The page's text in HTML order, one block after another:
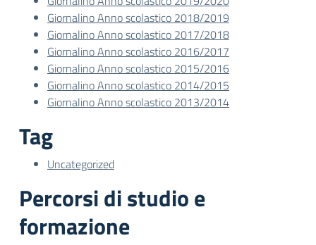
Giornalino Anno scolastico 2018/2019
Giornalino Anno scolastico 2017/2018
Giornalino Anno scolastico 2016/2017
Giornalino Anno scolastico 2015/2016
Giornalino Anno scolastico 2014/2015
Giornalino Anno scolastico 2013/2014
Tag
Uncategorized
Percorsi di studio e
formazione